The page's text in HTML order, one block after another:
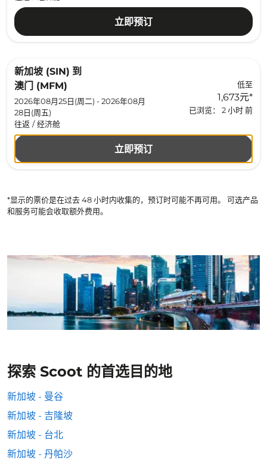
立即预订
新加坡 (SIN) 到
澳门 (MFM)
2026年08月25日(周二) - 2026年08月
28日(周五)
往返 / 经济舱
低至
1,673元*
已浏览： 2 小时 前
立即预订
*显示的票价是在过去 48 小时内收集的，预订时可能不再可用。 可选产品
和服务可能会收取额外费用。
探索 Scoot 的首选目的地
新加坡 - 曼谷
新加坡 - 吉隆坡
新加坡 - 台北
新加坡 - 丹帕沙